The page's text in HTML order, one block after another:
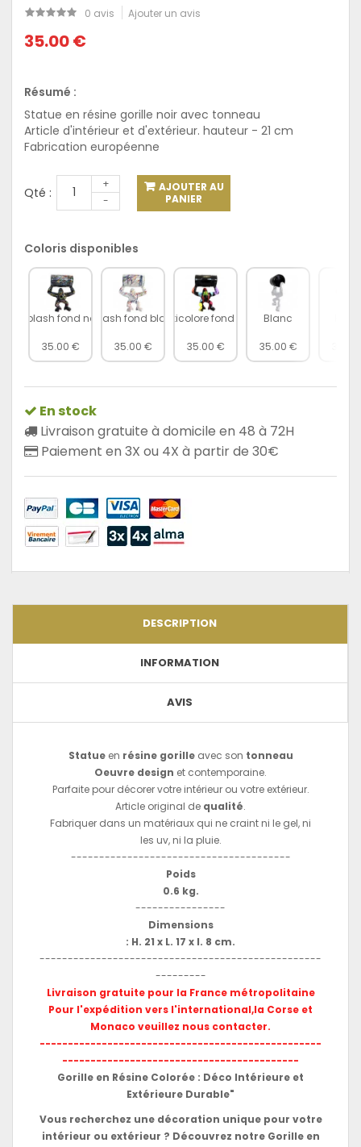
0 avis Ajouter un avis
35.00 €
Résumé :
Statue en résine gorille noir avec tonneau
Article d'intérieur et d'extérieur. hauteur - 21 cm
Fabrication européenne
Qté :
+
-
AJOUTER AU
PANIER
Coloris disponibles
Splash fond noir
35.00 €
Splash fond blanc
35.00 €
Multicolore fond noir
35.00 €
Blanc
35.00 €
En stock
Livraison gratuite à domicile en 48 à 72H
Paiement en 3X ou 4X à partir de 30€
DESCRIPTION
INFORMATION
AVIS
Statueen résine gorilleavec son tonneau
Oeuvre design et contemporaine.
Parfaite pour décorer votre intérieur ou votre extérieur.
Article original de qualité.
Fabriquer dans un matériaux qui ne craint ni le gel, ni
les uv, ni la pluie.
---------------------------------------
Poids
0.6 kg.
----------------
Dimensions
: H. 21 x L. 17 x l. 8 cm.
--------------------------------------------------
---------
Livraison gratuite pour la France métropolitaine
Pour l'expédition vers l'international,la Corse et
Monaco veuillez nous contacter.
--------------------------------------------------
------------------------------------------
Gorille en Résine Colorée : Déco Intérieure et
Extérieure Durable"
Vous recherchez une décoration unique pour votre
intérieur ou extérieur ? Découvrez notre Gorille en